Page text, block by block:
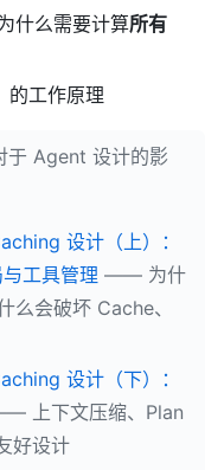
什么需要计算所有
的工作原理
Agent 设计的影
设计（上）：
工具管理 —— 为什
会破坏 Cache、
设计（下）：
上下文压缩、Plan
好设计